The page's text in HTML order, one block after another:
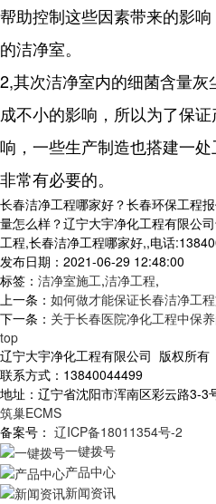
帮助控制这些因素带来的影
的洁净室。
2,其次洁净室内的细菌含量
成不小的影响，所以为了保
响，一些生产制造也搭建一
非常有必要的。
长春洁净工程哪家好？长春环保工程
量怎么样？辽宁大宇净化工程有限公
工程,长春洁净工程哪家好,,电话
发布日期：2021-06-29 12:48:00
标签： 洁净室施工,洁净工程,
上一条： 如何做才能保证长春洁净工
下一条： 关于长春医院净化工程中保
top
辽宁大宇净化工程有限公司 版权所有
联系方式：13840044499
地址：辽宁省沈阳市浑南区彩云路3-3
筑巢ECMS
备案号： 辽ICP备18011354号-2
一键拨号
产品中心
新闻资讯